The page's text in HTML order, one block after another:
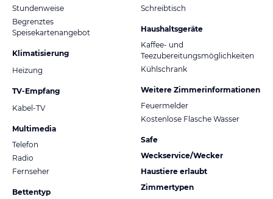
Stundenweise
Begrenztes
Speisekartenangebot
Klimatisierung
Heizung
TV-Empfang
Kabel-TV
Multimedia
Telefon
Radio
Fernseher
Bettentyp
Schreibtisch
Haushaltsgeräte
Kaffee- und
Teezubereitungsmöglichkeiten
Kühlschrank
Weitere Zimmerinformationen
Feuermelder
Kostenlose Flasche Wasser
Safe
Weckservice/Wecker
Haustiere erlaubt
Zimmertypen